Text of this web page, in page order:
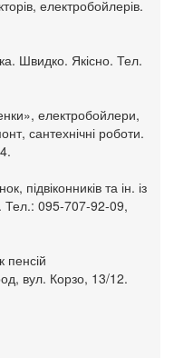
електробойлерів.
Швидко. Якісно. Тел.
електробойлери,
сантехнічні роботи.
підвіконників та ін. із
Тел.: 095-707-92-09,
пенсій
вул. Корзо, 13/12.